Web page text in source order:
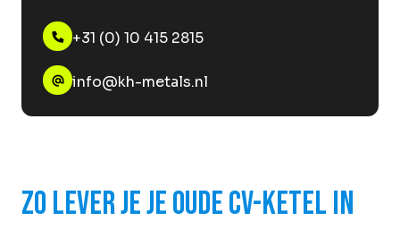
+31 (0) 10 415 2815
info@kh-metals.nl
Zo lever je je oude CV-ketel in